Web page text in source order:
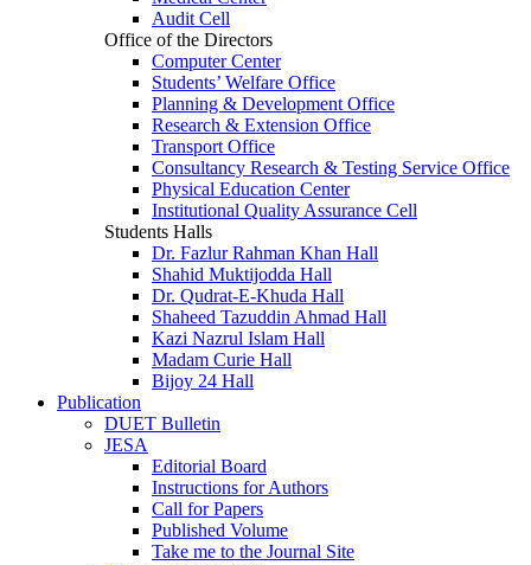
Audit Cell
Office of the Directors
Computer Center
Students’ Welfare Office
Planning & Development Office
Research & Extension Office
Transport Office
Consultancy Research & Testing Service Office
Physical Education Center
Institutional Quality Assurance Cell
Students Halls
Dr. Fazlur Rahman Khan Hall
Shahid Muktijodda Hall
Dr. Qudrat-E-Khuda Hall
Shaheed Tazuddin Ahmad Hall
Kazi Nazrul Islam Hall
Madam Curie Hall
Bijoy 24 Hall
Publication
DUET Bulletin
JESA
Editorial Board
Instructions for Authors
Call for Papers
Published Volume
Take me to the Journal Site